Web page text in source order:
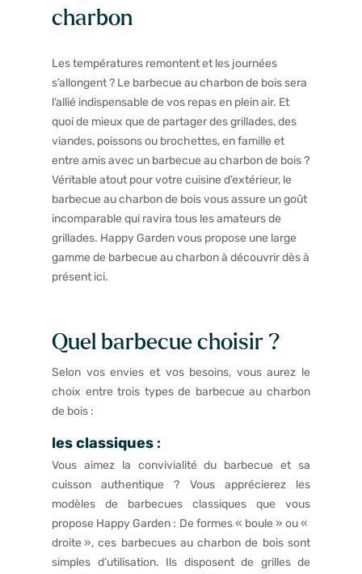
charbon
Les températures remontent et les journées
s’allongent ? Le barbecue au charbon de boissera
l’allié indispensable de vos repas en plein air. Et
quoi de mieux que de partager des grillades, des
viandes, poissons ou brochettes, en famille et
entre amis avec un barbecue au charbon de bois ?
Véritable atout pour votre cuisine d’extérieur, le
barbecue au charbon de bois vous assure un goût
incomparable qui ravira tous les amateurs de
grillades. Happy Garden vous propose une large
gamme de barbecue au charbon à découvrir dès à
présent ici.
Quel barbecue choisir ?
Selon vos envies et vos besoins, vous aurez le
choix entre trois types de barbecue au charbon
de bois :
les classiques :
Vous aimez la convivialité du barbecue et sa
cuisson authentique ? Vous apprécierez les
modèles de barbecues classiques que vous
propose Happy Garden : De formes « boule » ou «
droite », ces barbecues au charbon de bois sont
simples d’utilisation. Ils disposent de grilles de